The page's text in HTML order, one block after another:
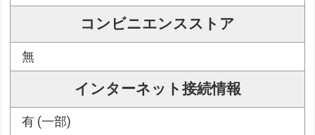
コンビニエンスストア
無
インターネット接続情報
有 (一部)